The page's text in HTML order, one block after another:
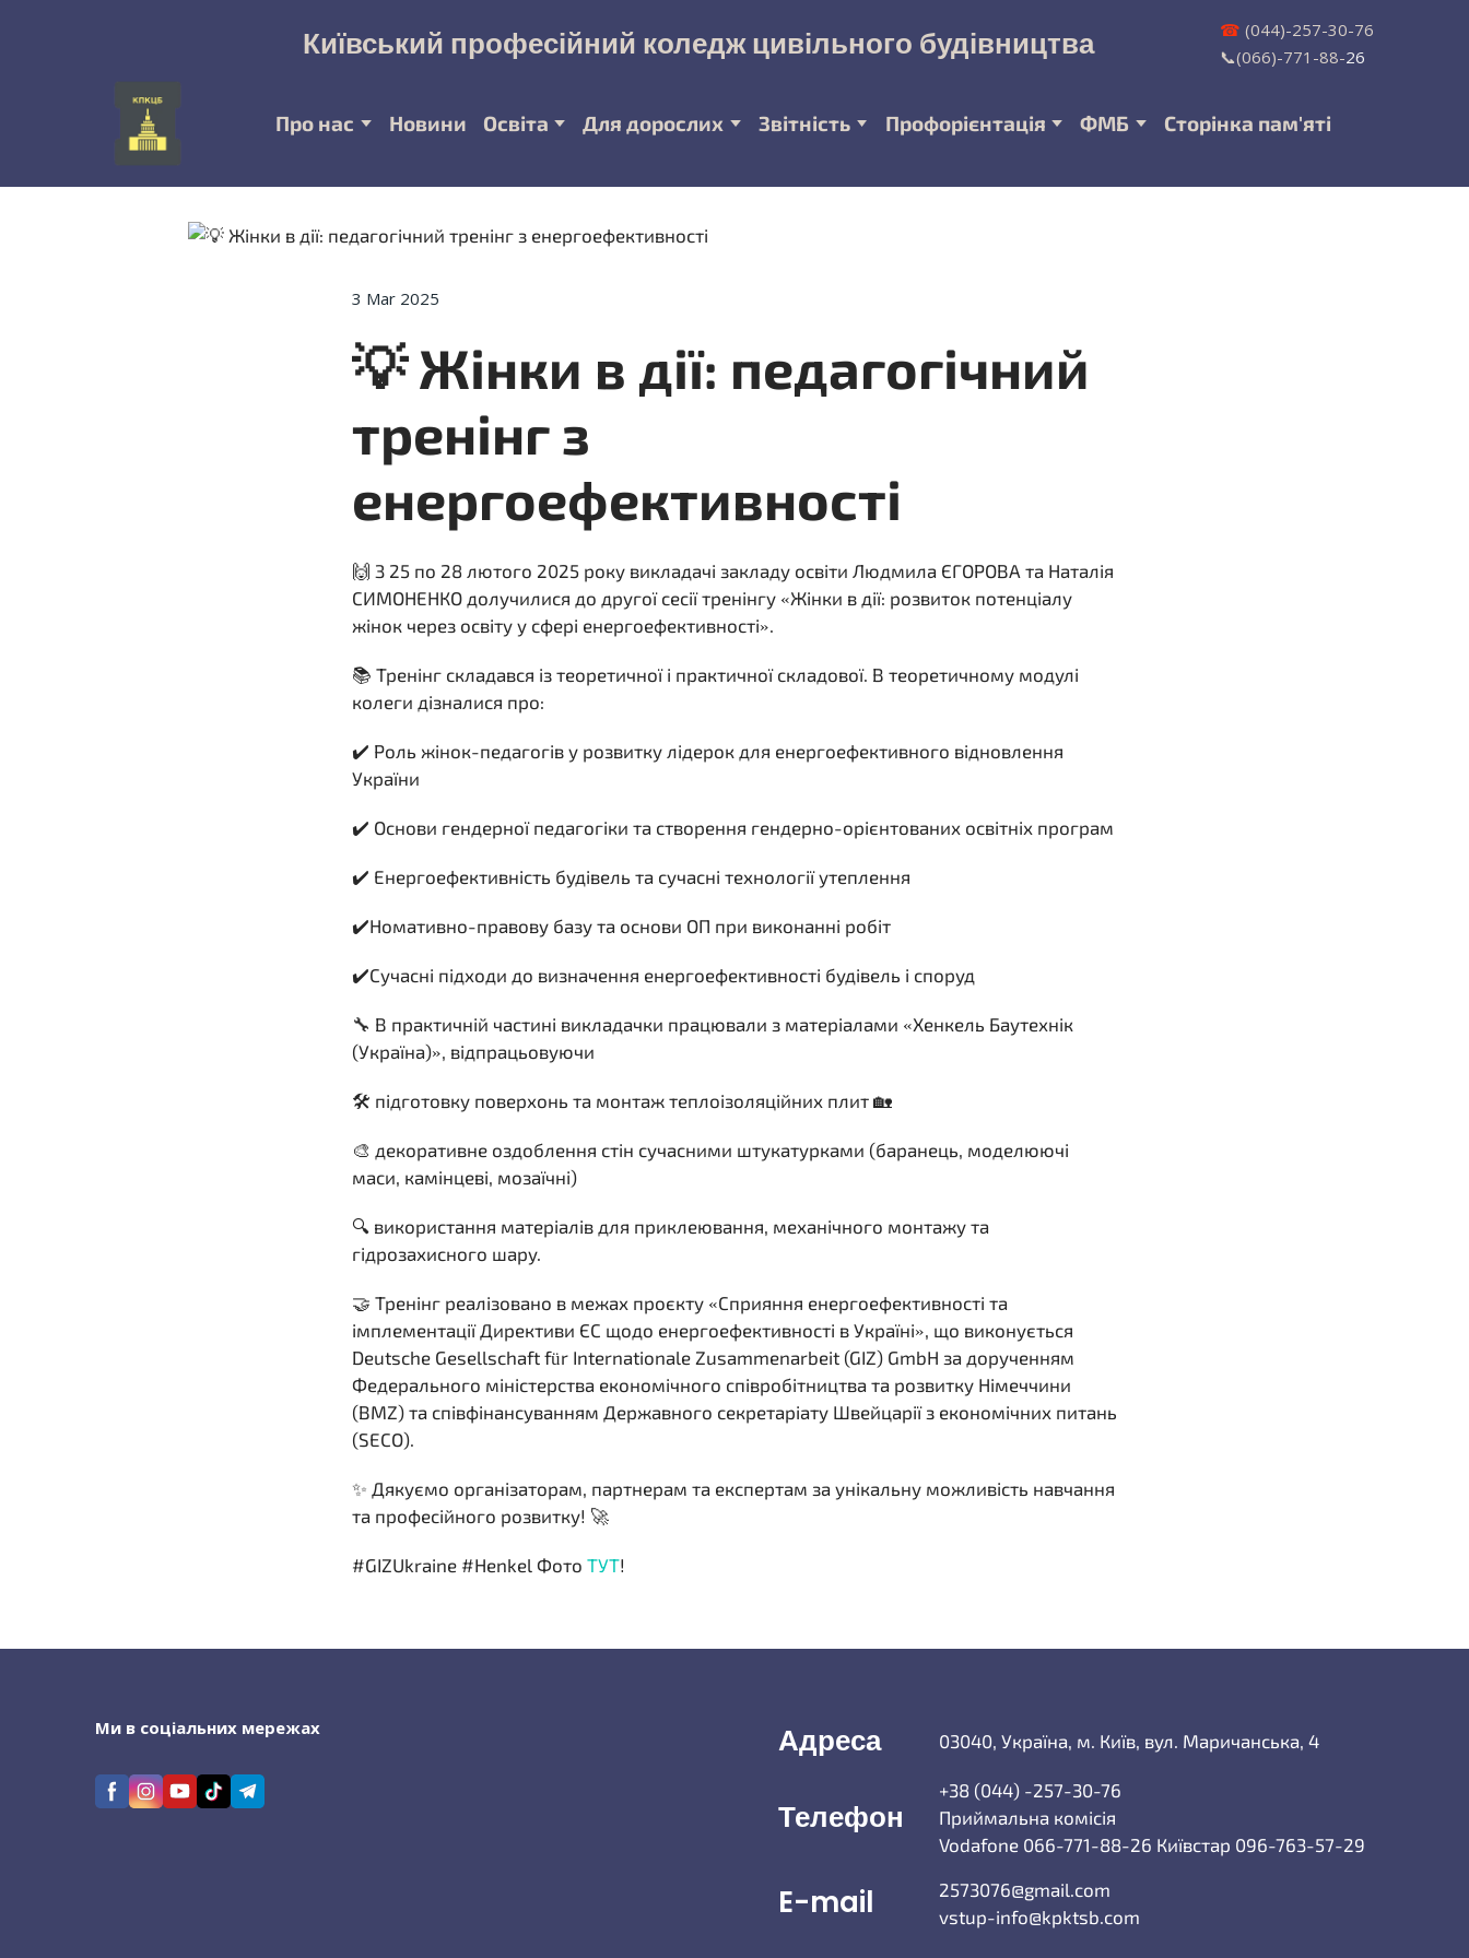
Київський професійний коледж цивільного будівництва ☎ (044)-257-30-76
📞(066)-771-88-26
Про нас Новини Освіта Для дорослих Звітність Профорієнтація ФМБ Сторінка пам'яті
3 Mar 2025
💡 Жінки в дії: педагогічний
тренінг з
енергоефективності
🙌 З 25 по 28 лютого 2025 року викладачі закладу освіти Людмила ЄГОРОВА та Наталія
СИМОНЕНКО долучилися до другої сесії тренінгу «Жінки в дії: розвиток потенціалу
жінок через освіту у сфері енергоефективності».
📚 Тренінг складався із теоретичної і практичної складової. В теоретичному модулі
колеги дізналися про:
✔️ Роль жінок-педагогів у розвитку лідерок для енергоефективного відновлення
України
✔️ Основи гендерної педагогіки та створення гендерно-орієнтованих освітніх програм
✔️ Енергоефективність будівель та сучасні технології утеплення
✔️Номативно-правову базу та основи ОП при виконанні робіт
✔️Сучасні підходи до визначення енергоефективності будівель і споруд
🔧 В практичній частині викладачки працювали з матеріалами «Хенкель Баутехнік
(Україна)», відпрацьовуючи
🛠 підготовку поверхонь та монтаж теплоізоляційних плит 🏡
🎨 декоративне оздоблення стін сучасними штукатурками (баранець, моделюючі
маси, камінцеві, мозаїчні)
🔍 використання матеріалів для приклеювання, механічного монтажу та
гідрозахисного шару.
🤝 Тренінг реалізовано в межах проєкту «Сприяння енергоефективності та
імплементації Директиви ЄС щодо енергоефективності в Україні», що виконується
Deutsche Gesellschaft für Internationale Zusammenarbeit (GIZ) GmbH за дорученням
Федерального міністерства економічного співробітництва та розвитку Німеччини
(BMZ) та співфінансуванням Державного секретаріату Швейцарії з економічних питань
(SECO).
✨ Дякуємо організаторам, партнерам та експертам за унікальну можливість навчання
та професійного розвитку! 🚀
#GIZUkraine #Henkel Фото ТУТ!
Ми в соціальних мережах Адреса 03040, Україна, м. Київ, вул. Маричанська, 4
Телефон
+38 (044) -257-30-76
Приймальна комісія
Vodafone 066-771-88-26 Київстар 096-763-57-29
E-mail
2573076@gmail.com
vstup-info@kpktsb.com